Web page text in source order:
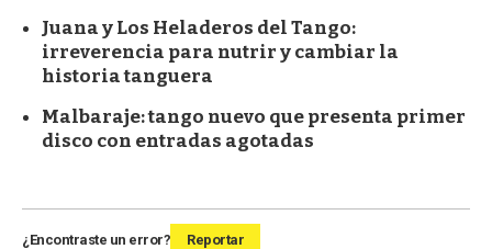
Juana y Los Heladeros del Tango:
irreverencia para nutrir y cambiar la
historia tanguera
Malbaraje: tango nuevo que presenta primer
disco con entradas agotadas
¿Encontraste un error? Reportar